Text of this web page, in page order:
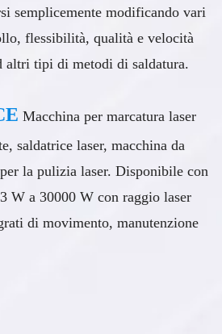
semplicemente modificando vari
flessibilità, qualità e velocità
altri tipi di metodi di saldatura.
Macchina per marcatura laser
saldatrice laser, macchina da
la pulizia laser. Disponibile con
W a 30000 W con raggio laser
di movimento, manutenzione